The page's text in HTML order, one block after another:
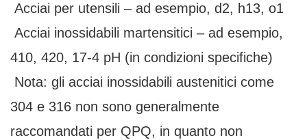
Acciai per utensili – ad esempio, d2, h13, o1
Acciai inossidabili martensitici – ad esempio,
410, 420, 17-4 pH (in condizioni specifiche)
Nota: gli acciai inossidabili austenitici come
304 e 316 non sono generalmente
raccomandati per QPQ, in quanto non